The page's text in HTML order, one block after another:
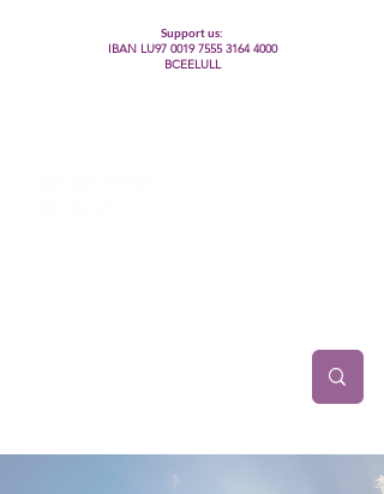
Support us:
IBAN LU97 0019 7555 3164 4000
BCEELULL